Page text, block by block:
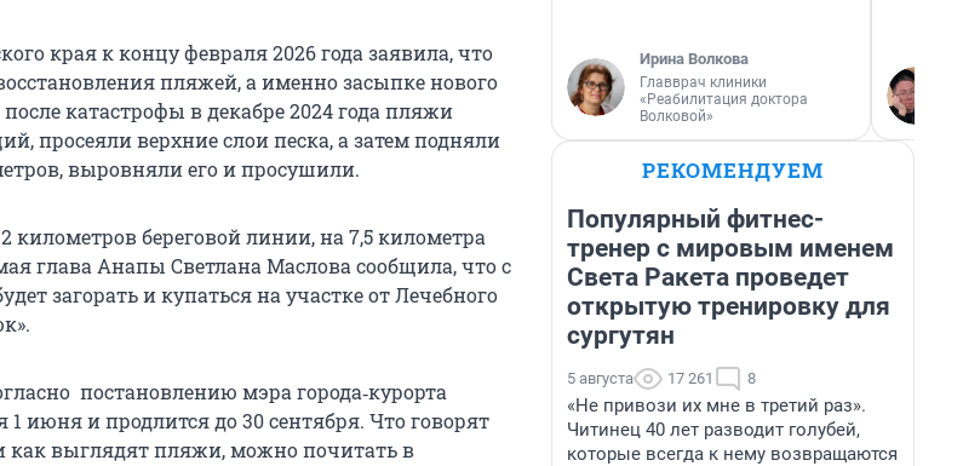
края к концу февраля 2026 года заявила, что
пляжей, а именно засыпке нового
катастрофы в декабре 2024 года пляжи
просеяли верхние слои песка, а затем подняли
выровняли его и просушили.
километров береговой линии, на 7,5 километра
глава Анапы Светлана Маслова сообщила, что с
загорать и купаться на участке от Лечебного
постановлению мэра города‑курорта
июня и продлится до 30 сентября. Что говорят
как выглядят пляжи, можно почитать в
Ирина Волкова
Главврач клиники
«Реабилитация доктора
Волковой»
РЕКОМЕНДУЕМ
Популярный фитнес-
тренер с мировым именем
Света Ракета проведет
открытую тренировку для
сургутян
5 августа 17 261 8
«Не привози их мне в третий раз».
Читинец 40 лет разводит голубей,
которые всегда к нему возвращаются